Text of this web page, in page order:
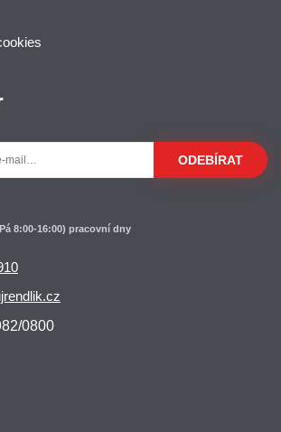
ODEBÍRAT
8:00-16:00) pracovní dny
0800